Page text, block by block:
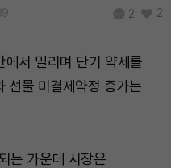
2 2
에서 밀리며 단기 약세를
선물 미결제약정 증가는
는 가운데 시장은